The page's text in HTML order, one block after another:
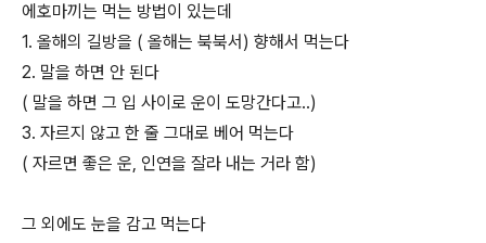
에호마끼는 먹는 방법이 있는데
1. 올해의 길방을 ( 올해는 북북서) 향해서 먹는다
2. 말을 하면 안 된다
( 말을 하면 그 입 사이로 운이 도망간다고..)
3. 자르지 않고 한 줄 그대로 베어 먹는다
( 자르면 좋은 운, 인연을 잘라 내는 거라 함)
그 외에도 눈을 감고 먹는다